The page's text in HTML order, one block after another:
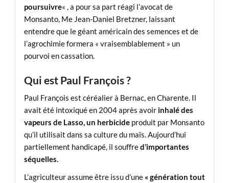
poursuivre« , a pour sa part réagi l’avocat de
Monsanto, Me Jean-Daniel Bretzner, laissant
entendre que le géant américain des semences et de
l’agrochimie formera « vraisemblablement » un
pourvoi en cassation.
Qui est Paul François ?
Paul François est céréalier à Bernac, en Charente. Il
avait été intoxiqué en 2004 après avoir inhalé des
vapeurs de Lasso, un herbicideproduit par Monsanto
qu’il utilisait dans sa culture du maïs. Aujourd’hui
partiellement handicapé, il souffred’importantes
séquelles.
L’agriculteur assume être issu d’une « génération tout